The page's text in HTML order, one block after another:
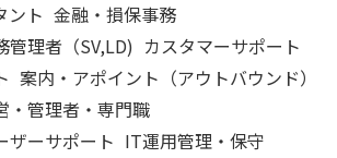
ント 金融・損保事務
管理者（SV,LD) カスタマーサポート
案内・アポイント（アウトバウンド）
・管理者・専門職
ザーサポート IT運用管理・保守